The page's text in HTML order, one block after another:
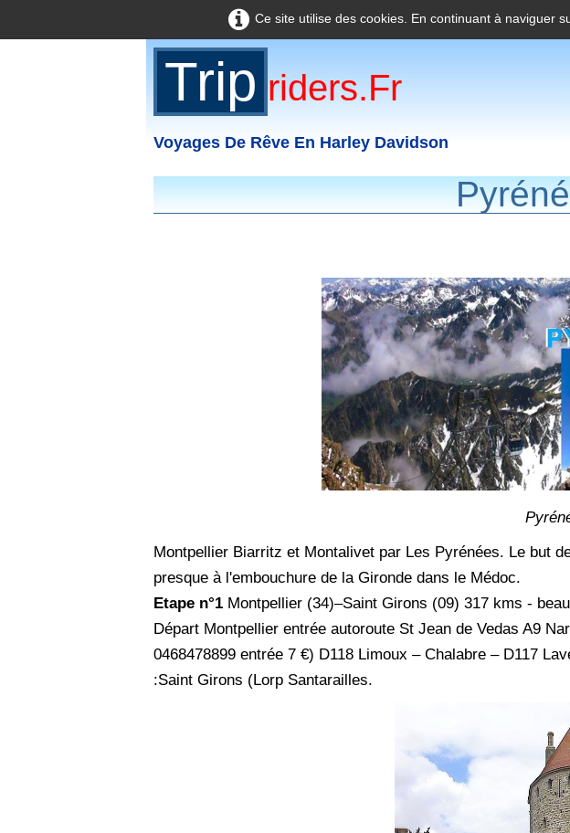
Ce site utilise des cookies. En continuant à naviguer
Trip Riders.fr
Voyages De Rêve En Harley Davidson
Montpellier Biarritz et Montalivet par Les Pyrénées. Le but
presque à l'embouchure de la Gironde dans le Médoc.
Etape n°1 Montpellier (34)–Saint Girons (09) 317 kms -
Départ Montpellier entrée autoroute St Jean de Vedas A9
0468478899 entrée 7 €) D118 Limoux – Chalabre – D117
:Saint Girons (Lorp Santarailles.